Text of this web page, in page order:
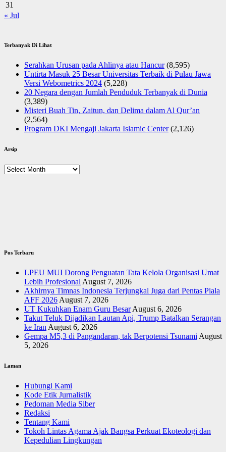
31
« Jul
Terbanyak Di Lihat
Serahkan Urusan pada Ahlinya atau Hancur (8,595)
Untirta Masuk 25 Besar Universitas Terbaik di Pulau Jawa
Versi Webometrics 2024 (5,228)
20 Negara dengan Jumlah Penduduk Terbanyak di Dunia
(3,389)
Misteri Buah Tin, Zaitun, dan Delima dalam Al Qur’an
(2,564)
Program DKI Mengaji Jakarta Islamic Center (2,126)
Arsip
Arsip
Pos Terbaru
LPEU MUI Dorong Penguatan Tata Kelola Organisasi Umat
Lebih Profesional August 7, 2026
Akhirnya Timnas Indonesia Terjungkal Juga dari Pentas Piala
AFF 2026 August 7, 2026
UT Kukuhkan Enam Guru Besar August 6, 2026
Takut Teluk Dijadikan Lautan Api, Trump Batalkan Serangan
ke Iran August 6, 2026
Gempa M5,3 di Pangandaran, tak Berpotensi Tsunami August
5, 2026
Laman
Hubungi Kami
Kode Etik Jurnalistik
Pedoman Media Siber
Redaksi
Tentang Kami
Tokoh Lintas Agama Ajak Bangsa Perkuat Ekoteologi dan
Kepedulian Lingkungan